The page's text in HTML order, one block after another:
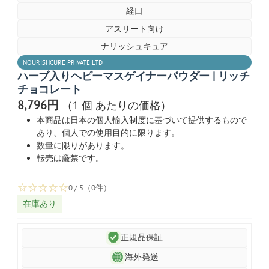
経口
アスリート向け
ナリッシュキュア
NOURISHCURE PRIVATE LTD
ハーブ入りヘビーマスゲイナーパウダー | リッチ
チョコレート
8,796円 （1 個 あたりの価格）
本商品は日本の個人輸入制度に基づいて提供するもので
あり、個人での使用目的に限ります。
数量に限りがあります。
転売は厳禁です。
☆☆☆☆☆0 / 5（0件）
在庫あり
正規品保証
海外発送